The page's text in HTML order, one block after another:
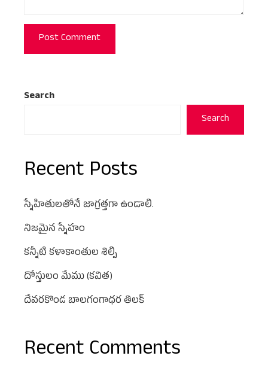
Search
Search
Recent Posts
స్నేహితులతోనే జాగ్రత్తగా ఉండాలి.
నిజమైన స్నేహం
కన్నీటి కళాకాంతుల శిల్పి
దోస్తులం మేము (కవిత)
దేవరకొండ బాలగంగాధర తిలక్
Recent Comments